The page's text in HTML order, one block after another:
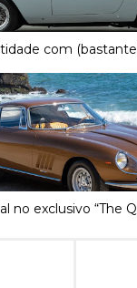
com
no exclusivo “The